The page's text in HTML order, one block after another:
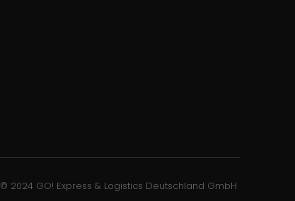
© 2024 GO! Express & Logistics Deutschland GmbH